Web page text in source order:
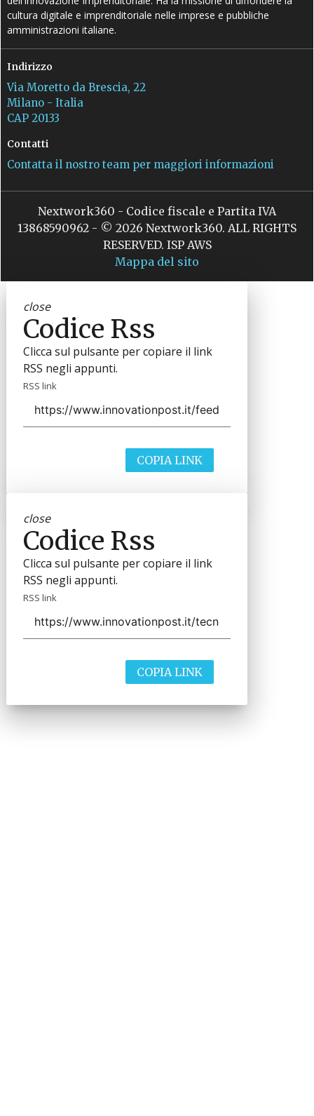
cultura digitale e imprenditoriale nelle imprese e pubbliche
amministrazioni italiane.
Indirizzo
Via Moretto da Brescia, 22
Milano - Italia
CAP 20133
Contatti
Contatta il nostro team per maggiori informazioni
Nextwork360 - Codice fiscale e Partita IVA
13868590962 - © 2026 Nextwork360. ALL RIGHTS
RESERVED. ISP AWS
Mappa del sito
close
Codice Rss
Clicca sul pulsante per copiare il link
RSS negli appunti.
RSS link
COPIA LINK
close
Codice Rss
Clicca sul pulsante per copiare il link
RSS negli appunti.
RSS link
COPIA LINK